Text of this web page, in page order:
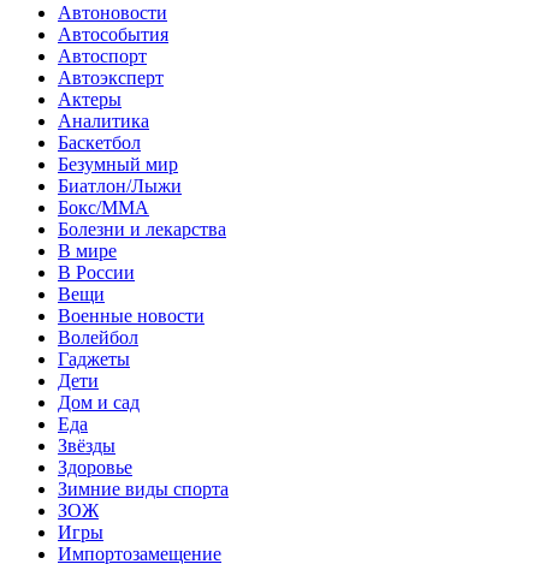
Автоновости
Автособытия
Автоспорт
Автоэксперт
Актеры
Аналитика
Баскетбол
Безумный мир
Биатлон/Лыжи
Бокс/MMA
Болезни и лекарства
В мире
В России
Вещи
Военные новости
Волейбол
Гаджеты
Дети
Дом и сад
Еда
Звёзды
Здоровье
Зимние виды спорта
ЗОЖ
Игры
Импортозамещение